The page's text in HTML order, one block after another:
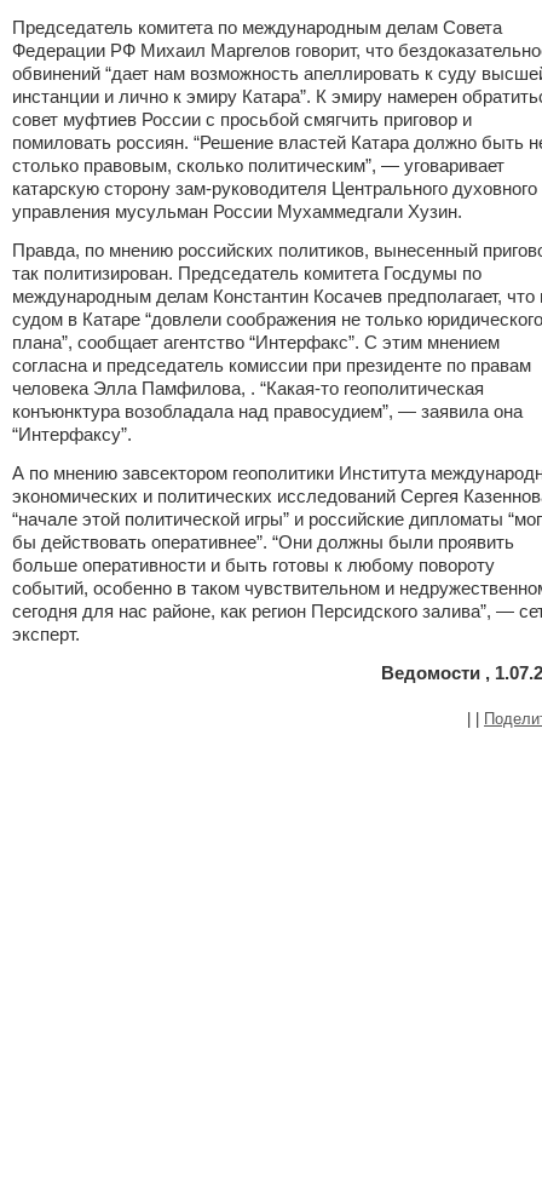
Председатель комитета по международным делам Совета
Федерации РФ Михаил Маргелов говорит, что
обвинений “дает нам возможность апеллировать к суду
инстанции и лично к эмиру Катара”. К эмиру намерен
совет муфтиев России с просьбой смягчить приговор и
помиловать россиян. “Решение властей Катара должно быть
столько правовым, сколько политическим”, — уговаривает
катарскую сторону зам-руководителя Центрального духовного
управления мусульман России Мухаммедгали Хузин.
Правда, по мнению российских политиков, вынесенный
так политизирован. Председатель комитета Госдумы по
международным делам Константин Косачев предполагает, что
судом в Катаре “довлели соображения не только юридического
плана”, сообщает агентство “Интерфакс”. С этим мнением
согласна и председатель комиссии при президенте по правам
человека Элла Памфилова, . “Какая-то геополитическая
конъюнктура возобладала над правосудием”, — заявила она
“Интерфаксу”.
А по мнению завсектором геополитики Института
экономических и политических исследований Сергея
“начале этой политической игры” и российские дипломаты
бы действовать оперативнее”. “Они должны были проявить
больше оперативности и быть готовы к любому повороту
событий, особенно в таком чувствительном и
сегодня для нас районе, как регион Персидского залива”, —
эксперт.
Ведомости ,